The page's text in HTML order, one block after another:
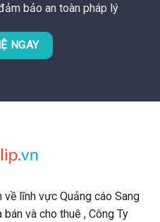
bảo an toàn pháp lý
NGAY
lĩnh vực Quảng cáo Sang
và cho thuê , Công Ty